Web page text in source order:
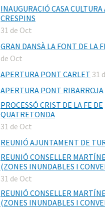
INAUGURACIÓ CASA
CRESPINS
31 de Oct
GRAN DANSÀ LA FONT DE LA
de Oct
APERTURA PONT CARLET 31
APERTURA PONT RIBARROJA
PROCESSÓ CRIST DE LA FE DE
QUATRETONDA
31 de Oct
REUNIÓ AJUNTAMENT DE
REUNIÓ CONSELLER
(ZONES INUNDABLES I
31 de Oct
REUNIÓ CONSELLER
(ZONES INUNDABLES I